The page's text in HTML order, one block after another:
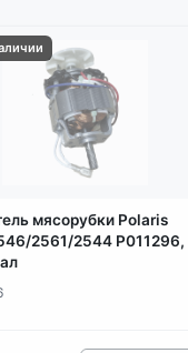
1875-
мясорубки Polaris
2561/2544 P011296,